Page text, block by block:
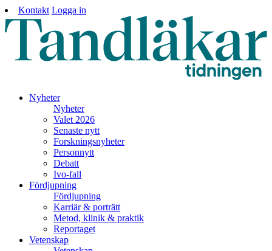
Kontakt Logga in
Nyheter
Nyheter
Valet 2026
Senaste nytt
Forskningsnyheter
Personnytt
Debatt
Ivo-fall
Fördjupning
Fördjupning
Karriär & porträtt
Metod, klinik & praktik
Reportaget
Vetenskap